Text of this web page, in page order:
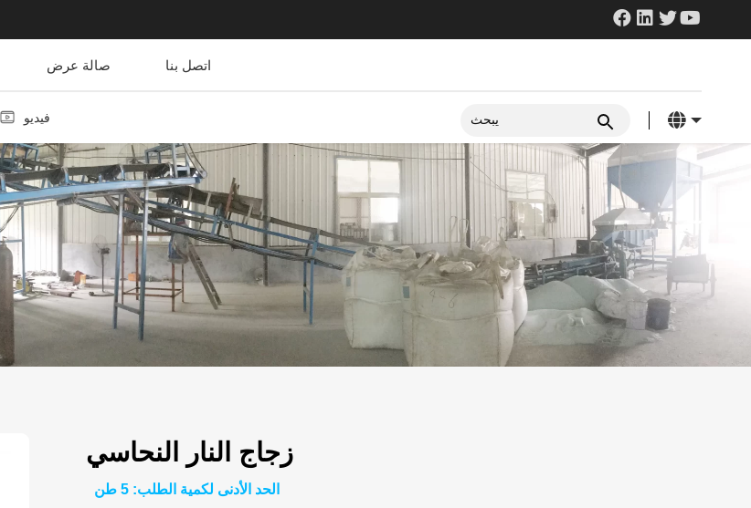
صالة عرض اتصل بنا
فيديو
زجاج النار النحاسي
الحد الأدنى لكمية الطلب: 5 طن